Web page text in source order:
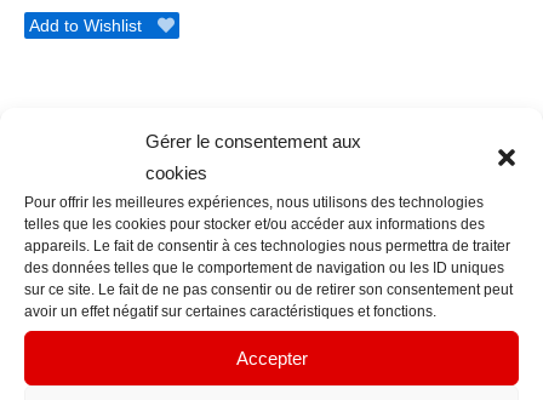
Gérer le consentement aux
cookies
Pour offrir les meilleures expériences, nous utilisons des technologies
telles que les cookies pour stocker et/ou accéder aux informations des
appareils. Le fait de consentir à ces technologies nous permettra de traiter
des données telles que le comportement de navigation ou les ID uniques
sur ce site. Le fait de ne pas consentir ou de retirer son consentement peut
avoir un effet négatif sur certaines caractéristiques et fonctions.
Accepter
Add to Wishlist
Informations complémentaires
Parure, pendentif et boucles d’oreilles, créations d’artiste
créatrice, entièrement faites à la main en France à l’aide
de pâte polymère, perles Miyuki ou perles de rocaille,
parfois incorporant un support ou une breloque
métallique. Chaque paire de créations comporte deux